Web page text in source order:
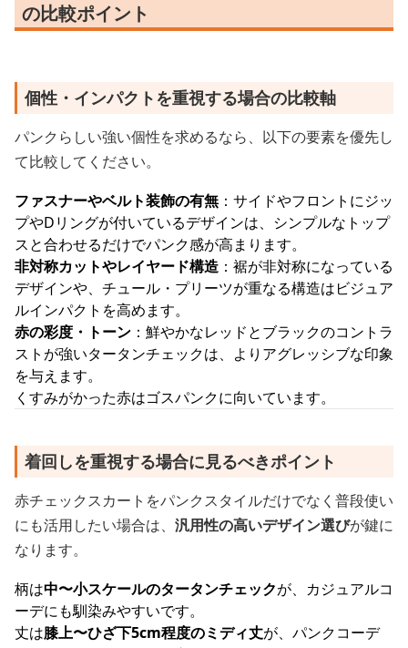
の比較ポイント
個性・インパクトを重視する場合の比較軸
パンクらしい強い個性を求めるなら、以下の要素を優先し
て比較してください。
ファスナーやベルト装飾の有無 ：サイドやフロントにジッ
プやDリングが付いているデザインは、シンプルなトップ
スと合わせるだけでパンク感が高まります。
非対称カットやレイヤード構造 ：裾が非対称になっている
デザインや、チュール・プリーツが重なる構造はビジュア
ルインパクトを高めます。
赤の彩度・トーン ：鮮やかなレッドとブラックのコントラ
ストが強いタータンチェックは、よりアグレッシブな印象
を与えます。
くすみがかった赤はゴスパンクに向いています。
着回しを重視する場合に見るべきポイント
赤チェックスカートをパンクスタイルだけでなく普段使い
にも活用したい場合は、 汎用性の高いデザイン選びが鍵に
なります。
柄は中〜小スケールのタータンチェックが、カジュアルコ
ーデにも馴染みやすいです。
丈は膝上〜ひざ下5cm程度のミディ丈が、パンクコーデ